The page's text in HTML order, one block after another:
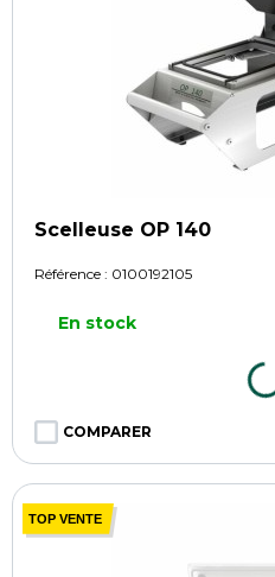
Scelleuse OP 140
Référence : 0100192105
En stock
COMPARER
TOP VENTE